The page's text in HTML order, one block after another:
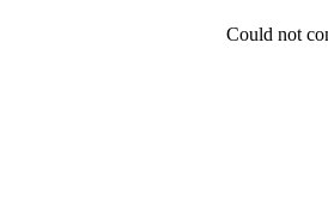
Could not